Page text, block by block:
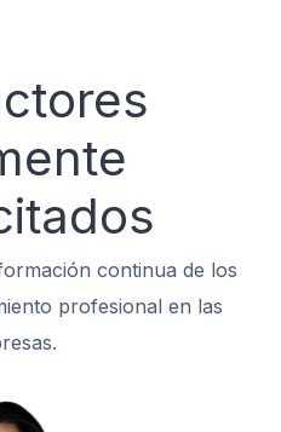
continua de los
profesional en las